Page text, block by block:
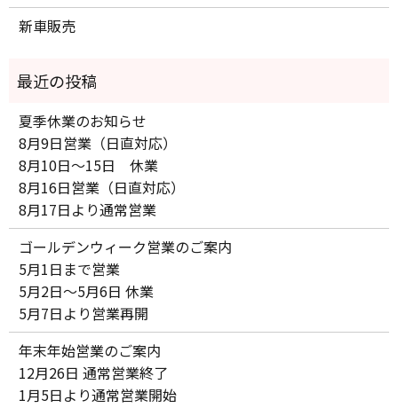
新車販売
夏季休業のお知らせ
8月9日営業（日直対応）
8月10日～15日 休業
8月16日営業（日直対応）
8月17日より通常営業
ゴールデンウィーク営業のご案内
5月1日まで営業
5月2日～5月6日 休業
5月7日より営業再開
年末年始営業のご案内
12月26日 通常営業終了
1月5日より通常営業開始